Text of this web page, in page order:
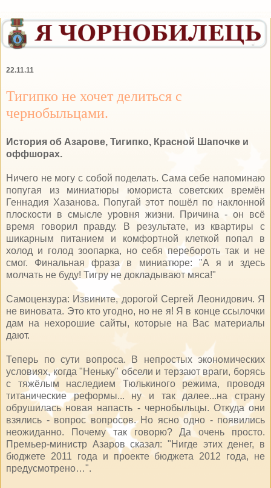
22.11.11
Тигипко не хочет делиться с
чернобыльцами.
История об Азарове, Тигипко, Красной Шапочке и
оффшорах.
Ничего не могу с собой поделать. Сама себе напоминаю
попугая из миниатюры юмориста советских времён
Геннадия Хазанова. Попугай этот пошёл по наклонной
плоскости в смысле уровня жизни. Причина - он всё
время говорил правду. В результате, из квартиры с
шикарным питанием и комфортной клеткой попал в
холод и голод зоопарка, но себя перебороть так и не
смог. Финальная фраза в миниатюре: "А я и здесь
молчать не буду! Тигру не докладывают мяса!"
Самоцензура: Извините, дорогой Сергей Леонидович. Я
не виновата. Это кто угодно, но не я! Я в конце ссылочки
дам на нехорошие сайты, которые на Вас материалы
дают.
Теперь по сути вопроса. В непростых экономических
условиях, когда "Неньку" обсели и терзают враги, борясь
с тяжёлым наследием Тюлькиного режима, проводя
титанические реформы... ну и так далее...на страну
обрушилась новая напасть - чернобыльцы. Откуда они
взялись - вопрос вопросов. Но ясно одно - появились
неожиданно. Почему так говорю? Да очень просто.
Премьер-министр Азаров сказал: "Нигде этих денег, в
бюджете 2011 года и проекте бюджета 2012 года, не
предусмотрено…".